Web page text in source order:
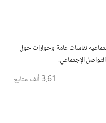
نقاشات عامة وحوارات حول
الإجتماعي.
3.61 ألف متابع